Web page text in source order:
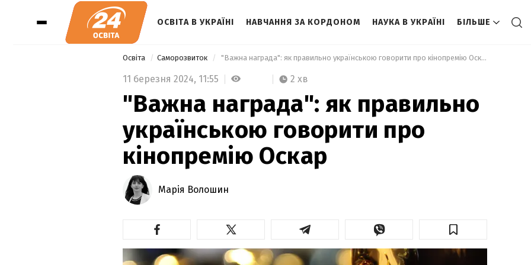
ОСВІТА В УКРАЇНІ НАВЧАННЯ ЗА КОРДОНОМ НАУКА В УКРАЇНІ БІЛЬШЕ
Освіта Саморозвиток "Важна награда": як правильно українською говорити про кінопремію Оскар
11 березня 2024, 11:55 2 хв
"Важна награда": як правильно
українською говорити про
кінопремію Оскар
Марія Волошин